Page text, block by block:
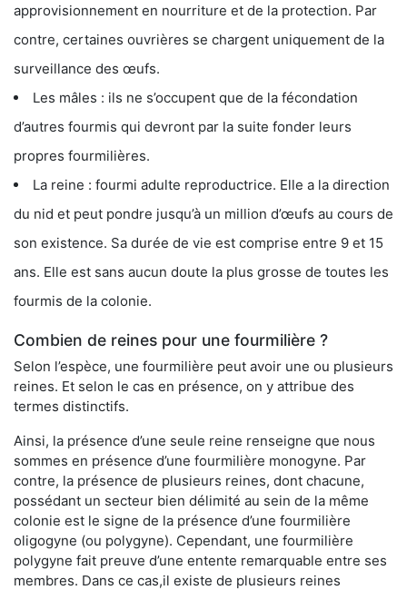
approvisionnement en nourriture et de la protection. Par
contre, certaines ouvrières se chargent uniquement de la
surveillance des œufs.
Les mâles : ils ne s’occupent que de la fécondation
d’autres fourmis qui devront par la suite fonder leurs
propres fourmilières.
La reine : fourmi adulte reproductrice. Elle a la direction
du nid et peut pondre jusqu’à un million d’œufs au cours de
son existence. Sa durée de vie est comprise entre 9 et 15
ans. Elle est sans aucun doute la plus grosse de toutes les
fourmis de la colonie.
Combien de reines pour une fourmilière ?
Selon l’espèce, une fourmilière peut avoir une ou plusieurs
reines. Et selon le cas en présence, on y attribue des
termes distinctifs.
Ainsi, la présence d’une seule reine renseigne que nous
sommes en présence d’une fourmilière monogyne. Par
contre, la présence de plusieurs reines, dont chacune,
possédant un secteur bien délimité au sein de la même
colonie est le signe de la présence d’une fourmilière
oligogyne (ou polygyne). Cependant, une fourmilière
polygyne fait preuve d’une entente remarquable entre ses
membres. Dans ce cas,il existe de plusieurs reines